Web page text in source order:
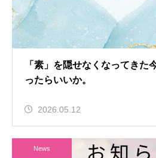
「素」を隠せなくなってきた
ったらいいか。
2026.05.12
News